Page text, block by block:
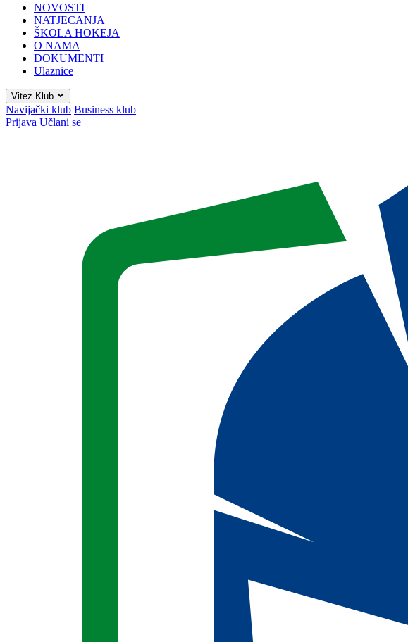
NOVOSTI
NATJECANJA
ŠKOLA HOKEJA
O NAMA
DOKUMENTI
Ulaznice
Vitez Klub
Navijački klub Business klub
Prijava Učlani se